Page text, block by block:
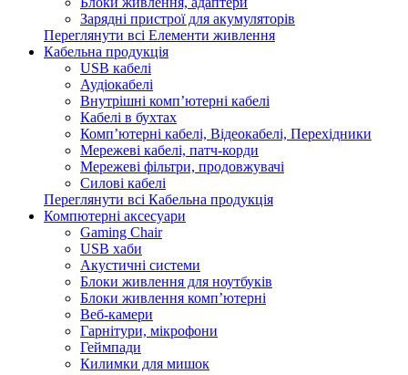
Зарядні пристрої для акумуляторів
Переглянути всі Елементи живлення
Кабельна продукція
USB кабелі
Аудіокабелі
Внутрішні комп’ютерні кабелі
Кабелі в бухтах
Комп’ютерні кабелі, Відеокабелі, Перехідники
Мережеві кабелі, патч-корди
Мережеві фільтри, продовжувачі
Силові кабелі
Переглянути всі Кабельна продукція
Компютерні аксесуари
Gaming Chair
USB хаби
Акустичні системи
Блоки живлення для ноутбуків
Блоки живлення комп’ютерні
Веб-камери
Гарнітури, мікрофони
Геймпади
Килимки для мишок